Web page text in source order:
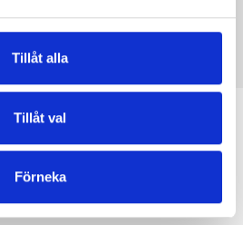
Tillåt alla
Tillåt val
Förneka
tillsammans stickmönster och